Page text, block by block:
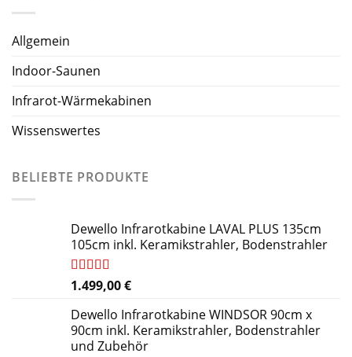
Allgemein
Indoor-Saunen
Infrarot-Wärmekabinen
Wissenswertes
BELIEBTE PRODUKTE
Dewello Infrarotkabine LAVAL PLUS 135cm
105cm inkl. Keramikstrahler, Bodenstrahler
Bewertet
4.91
von 5
1.499,00€
Dewello Infrarotkabine WINDSOR 90cm x
90cm inkl. Keramikstrahler, Bodenstrahler
und Zubehör